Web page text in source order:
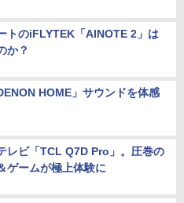
トのiFLYTEK「AINOTE 2」は
か？
HOME」サウンドを体感
レビ「TCL Q7D Pro」。圧巻の
ゲームが極上体験に